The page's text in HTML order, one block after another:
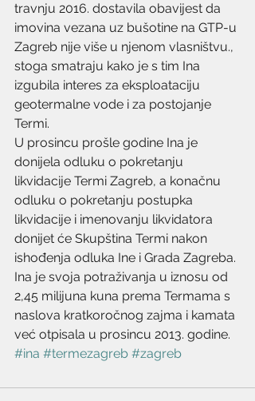
travnju 2016. dostavila obavijest da
imovina vezana uz bušotine na GTP-u
Zagreb nije više u njenom vlasništvu.,
stoga smatraju kako je s tim Ina
izgubila interes za eksploataciju
geotermalne vode i za postojanje
Termi.
U prosincu prošle godine Ina je
donijela odluku o pokretanju
likvidacije Termi Zagreb, a konačnu
odluku o pokretanju postupka
likvidacije i imenovanju likvidatora
donijet će Skupština Termi nakon
ishođenja odluka Ine i Grada Zagreba.
Ina je svoja potraživanja u iznosu od
2,45 milijuna kuna prema Termama s
naslova kratkoročnog zajma i kamata
već otpisala u prosincu 2013. godine.
#ina #termezagreb #zagreb